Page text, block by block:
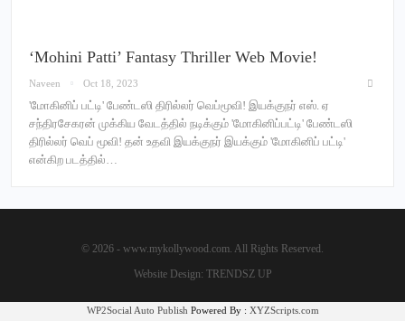
‘Mohini Patti’ Fantasy Thriller Web Movie!
Naveen Oct 18, 2023
'மோகினிப் பட்டி' பேண்டஸி திரில்லர் வெப்மூவி! இயக்குநர் எஸ். ஏ
சந்திரசேகரன் முக்கிய வேடத்தில் நடிக்கும் 'மோகினிப்பட்டி' பேண்டஸி
திரில்லர் வெப் மூவி! தன் உதவி இயக்குநர் இயக்கும் 'மோகினிப் பட்டி'
என்கிற படத்தில்…
© 2026 - www.mykollywood.com. All Rights Reserved.
Website Design: TRENDSZ UP
WP2Social Auto Publish Powered By : XYZScripts.com